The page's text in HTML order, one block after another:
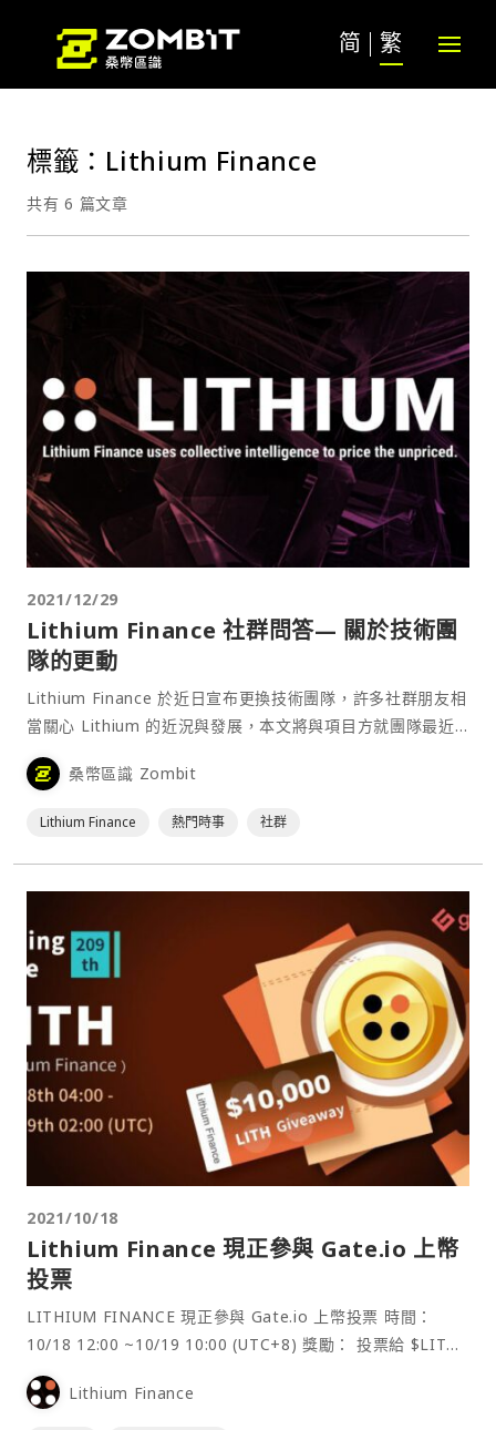
简 繁
標籤：Lithium Finance
共有 6 篇文章
2021/12/29
Lithium Finance 社群問答— 關於技術團
隊的更動
Lithium Finance 於近日宣布更換技術團隊，許多社群朋友相
當關心 Lithium 的近況與發展，本文將與項目方就團隊最近
的變化，與社群關心的問題做問答。 問：Steve 已經離開公
司了嗎？ 答：是的。 問：Steve 為何離開公司？ 答：S⋯
桑幣區識 Zombit
Lithium Finance 熱門時事 社群
2021/10/18
Lithium Finance 現正參與 Gate.io 上幣
投票
LITHIUM FINANCE 現正參與 Gate.io 上幣投票 時間：
10/18 12:00 ~10/19 10:00 (UTC+8) 獎勵： 投票給 $LITH
瓜分$5k獎勵⋯
Lithium Finance